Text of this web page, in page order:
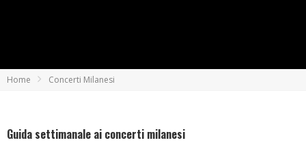
Home Concerti Milanesi
Guida settimanale ai concerti milanesi